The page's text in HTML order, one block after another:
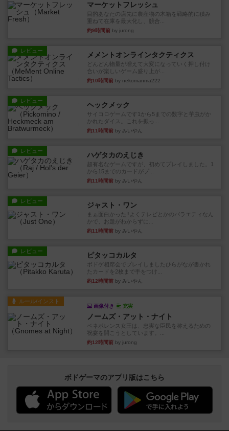
マーケットフレッシュ
目的あなたの店先に農産物の木箱を戦略的に積み
重ねて在庫を最大化し、競合...
約9時間前 by jurong
レビュー メメントオンラインタクティクス
どんどん物量が増えて大変になっていく押し付け
合いが楽しいゲーム盛り上が...
約10時間前 by nekomanma222
レビュー ヘックメック
サイコロゲームです1から5までの数字と芋虫がか
かれたダイス。これを振っ...
約11時間前 by みいやん
レビュー ハゲタカのえじき
超有名なゲームですが、初めてプレイしました。1
から15までのカードがプ...
約11時間前 by みいやん
レビュー ジャスト・ワン
まぁ面白かった‼️よくテレビとかのバラエティなん
かで、お題がわからずに...
約11時間前 by みいやん
レビュー ピタッコカルタ
ボドゲ相席会でプレイしましたひらがなが書かれ
たカードを2枚まで手をつけ...
約12時間前 by みいやん
ルール/インスト
画像付き 充実
ノームズ・アット・ナイト
ベネボレンス女王は、忠実な臣民を称えるための
祝宴を開こうとしています。...
約12時間前 by jurong
ボドゲーマのアプリ版はこちら